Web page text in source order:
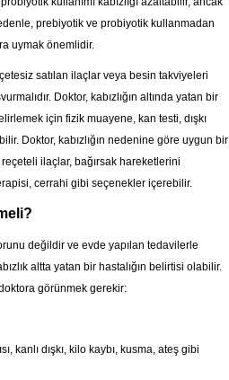
prebiyotik ve probiyotik kullanmadan
uymak önemlidir.
satılan ilaçlar veya besin takviyeleri
Doktor, kabızlığın altında yatan bir
için fizik muayene, kan testi, dışkı
Doktor, kabızlığın nedenine göre uygun bir
ilaçlar, bağırsak hareketlerini
cerrahi gibi seçenekler içerebilir.
değildir ve evde yapılan tedavilerle
altta yatan bir hastalığın belirtisi olabilir.
görünmek gerekir:
kanlı dışkı, kilo kaybı, kusma, ateş gibi